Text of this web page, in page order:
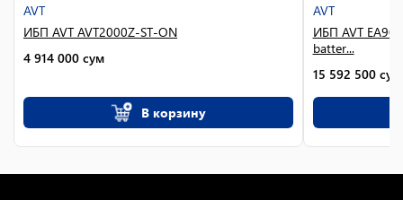
AVT
ИБП AVT AVT2000Z-ST-ON
4 914 000 сум
В корзину
AVT
ИБП AVT
batter...
15 592 500 сум